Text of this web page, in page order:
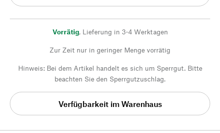
Vorrätig, Lieferung in 3-4 Werktagen
Zur Zeit nur in geringer Menge vorrätig
Hinweis: Bei dem Artikel handelt es sich um Sperrgut. Bitte
beachten Sie den Sperrgutzuschlag.
Verfügbarkeit im Warenhaus